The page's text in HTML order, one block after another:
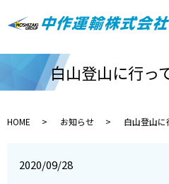
白山登山に行
HOME お知らせ 白山登山
2020/09/28